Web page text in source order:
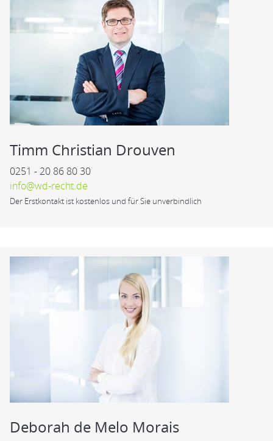
Timm Christian Drouven
0251 - 20 86 80 30
info@wd-recht.de
Der Erstkontakt ist kostenlos und für Sie unverbindlich
Deborah de Melo Morais